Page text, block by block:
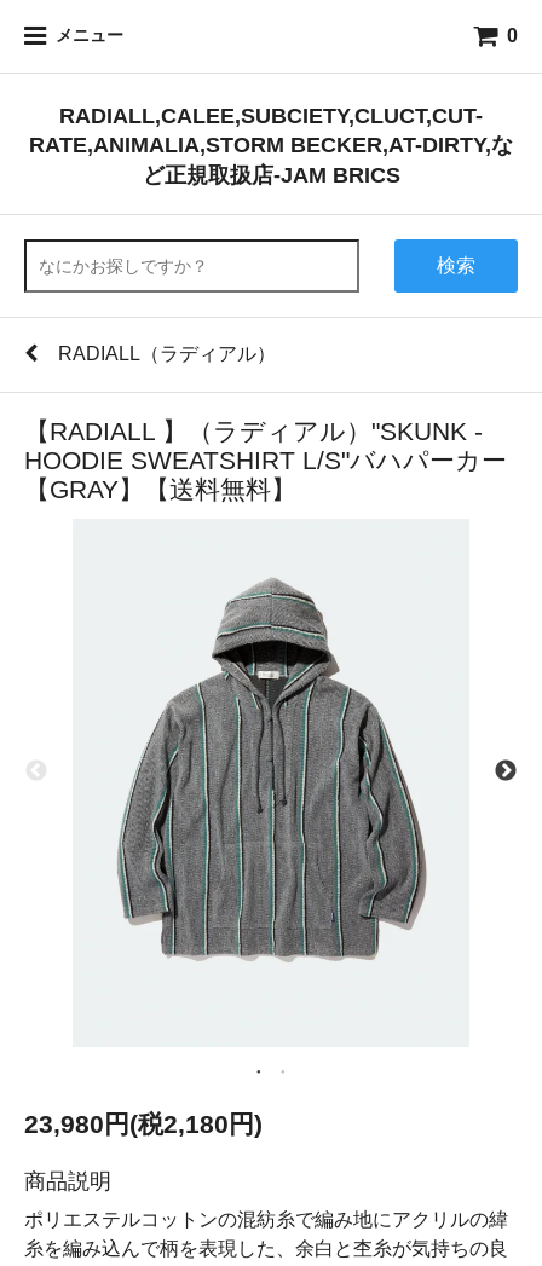
メニュー 0
RADIALL,CALEE,SUBCIETY,CLUCT,CUT-
RATE,ANIMALIA,STORM BECKER,AT-DIRTY,な
ど正規取扱店-JAM BRICS
検索
RADIALL（ラディアル）
【RADIALL 】（ラディアル）"SKUNK -
HOODIE SWEATSHIRT L/S"バハパーカー
【GRAY】【送料無料】
23,980円(税2,180円)
商品説明
ポリエステルコットンの混紡糸で編み地にアクリルの緯
糸を編み込んで柄を表現した、余白と杢糸が気持ちの良